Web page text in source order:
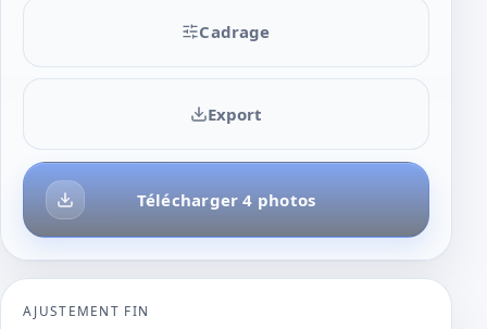
Cadrage
Télécharger 4 photos
Export
AJUSTEMENT FIN